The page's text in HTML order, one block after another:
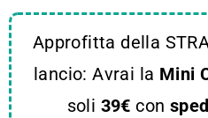
Approfitta della
lancio: Avrai la Mini
soli 39€ con